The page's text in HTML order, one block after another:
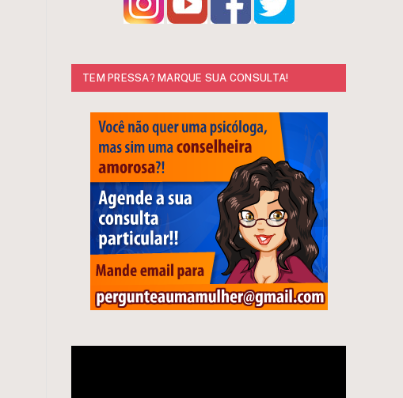
TEM PRESSA? MARQUE SUA CONSULTA!